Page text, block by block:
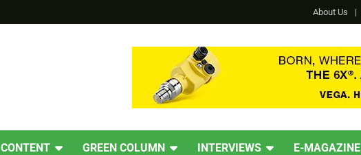
About Us
CONTENT GREEN COLUMN INTERVIEWS E-MAGAZINE